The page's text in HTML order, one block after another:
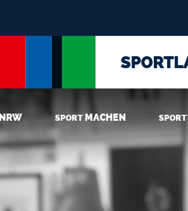
NRW SPORT MACHEN SPORT